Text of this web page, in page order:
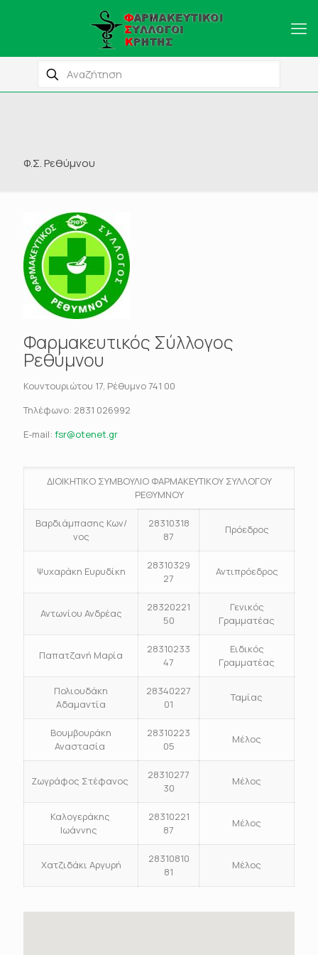
Φ.Σ. Ρεθύμνου
Φαρμακευτικός Σύλλογος
Ρεθύμνου
Κουντουριώτου 17, Ρέθυμνο 741 00
Τηλέφωνο: 2831 026992
E-mail: fsr@otenet.gr
ΔΙΟΙΚΗΤΙΚΟ ΣΥΜΒΟΥΛΙΟ ΦΑΡΜΑΚΕΥΤΙΚΟΥ ΣΥΛΛΟΓΟΥ
ΡΕΘΥΜΝΟΥ
Βαρδιάμπασης Κων/
νος
28310318
87
Πρόεδρος
Ψυχαράκη Ευρυδίκη
28310329
27
Αντιπρόεδρος
Αντωνίου Ανδρέας
28320221
50
Γενικός
Γραμματέας
Παπατζανή Μαρία
28310233
47
Ειδικός
Γραμματέας
Πολιουδάκη
Αδαμαντία
28340227
01
Ταμίας
Βουμβουράκη
Αναστασία
28310223
05
Μέλος
Ζωγράφος Στέφανος
28310277
30
Μέλος
Καλογεράκης
Ιωάννης
28310221
87
Μέλος
Χατζιδάκι Αργυρή
28310810
81
Μέλος